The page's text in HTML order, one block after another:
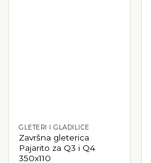
GLETERI I GLADILICE
Završna gleterica
Pajarito za Q3 i Q4
350x110